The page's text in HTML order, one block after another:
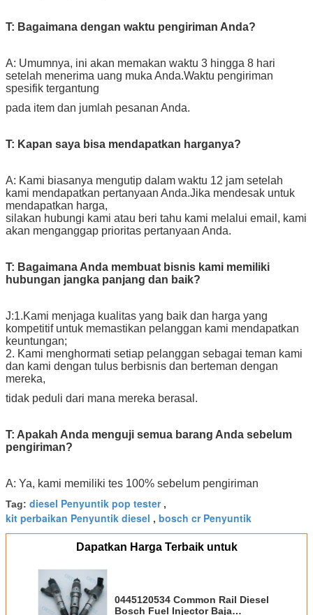
T: Bagaimana dengan waktu pengiriman Anda?
A: Umumnya, ini akan memakan waktu 3 hingga 8 hari
setelah menerima uang muka Anda.Waktu pengiriman
spesifik tergantung
pada item dan jumlah pesanan Anda.
T: Kapan saya bisa mendapatkan harganya?
A: Kami biasanya mengutip dalam waktu 12 jam setelah
kami mendapatkan pertanyaan Anda.Jika mendesak untuk
mendapatkan harga,
silakan hubungi kami atau beri tahu kami melalui email, kami
akan menganggap prioritas pertanyaan Anda.
T: Bagaimana Anda membuat bisnis kami memiliki
hubungan jangka panjang dan baik?
J:1.Kami menjaga kualitas yang baik dan harga yang
kompetitif untuk memastikan pelanggan kami mendapatkan
keuntungan;
2. Kami menghormati setiap pelanggan sebagai teman kami
dan kami dengan tulus berbisnis dan berteman dengan
mereka,
tidak peduli dari mana mereka berasal.
T: Apakah Anda menguji semua barang Anda sebelum
pengiriman?
A: Ya, kami memiliki tes 100% sebelum pengiriman
Tag: diesel Penyuntik pop tester,
kit perbaikan Penyuntik diesel , bosch cr Penyuntik
Dapatkan Harga Terbaik untuk
0445120534 Common Rail Diesel
Bosch Fuel Injector Baja